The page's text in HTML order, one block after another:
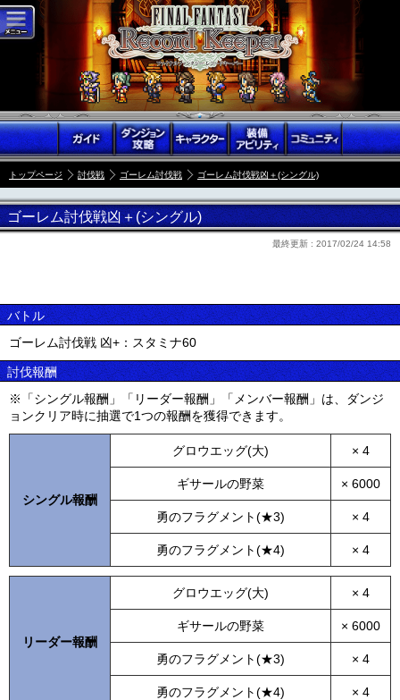
トップページ 討伐戦 ゴーレム討伐戦 ゴーレム討伐戦凶＋(シングル)
ゴーレム討伐戦凶＋(シングル)
最終更新 : 2017/02/24 14:58
バトル
ゴーレム討伐戦 凶+：スタミナ60
討伐報酬
※「シングル報酬」「リーダー報酬」「メンバー報酬」は、ダンジ
ョンクリア時に抽選で1つの報酬を獲得できます。
シングル報酬
グロウエッグ(大) × 4
ギサールの野菜 × 6000
勇のフラグメント(★3) × 4
勇のフラグメント(★4) × 4
リーダー報酬
グロウエッグ(大) × 4
ギサールの野菜 × 6000
勇のフラグメント(★3) × 4
勇のフラグメント(★4) × 4